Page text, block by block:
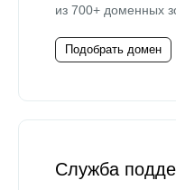
из 700+ доменных
Подобрать домен
Служба